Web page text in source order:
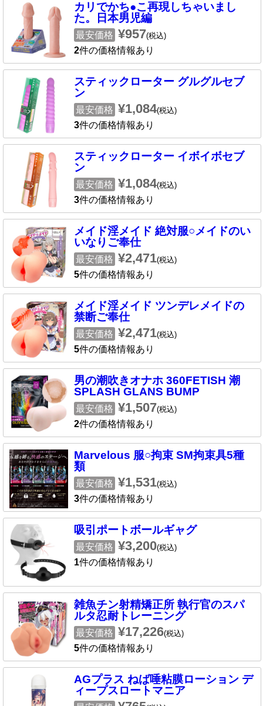
カリでかち●こ再現しちゃいまし
た。日本男児編
最安価格 ¥957(税込)
2件の価格情報あり
スティックローター グルグルセブ
ン
最安価格 ¥1,084(税込)
3件の価格情報あり
スティックローター イボイボセブ
ン
最安価格 ¥1,084(税込)
3件の価格情報あり
メイド淫メイド 絶対服○メイドのい
いなりご奉仕
最安価格 ¥2,471(税込)
5件の価格情報あり
メイド淫メイド ツンデレメイドの
禁断ご奉仕
最安価格 ¥2,471(税込)
5件の価格情報あり
男の潮吹きオナホ 360FETISH 潮
SPLASH GLANS BUMP
最安価格 ¥1,507(税込)
2件の価格情報あり
Marvelous 服○拘束 SM拘束具5種
類
最安価格 ¥1,531(税込)
3件の価格情報あり
吸引ポートボールギャグ
最安価格 ¥3,200(税込)
1件の価格情報あり
雑魚チン射精矯正所 執行官のスパ
ルタ忍耐トレーニング
最安価格 ¥17,226(税込)
5件の価格情報あり
AGプラス ねば唾粘膜ローション デ
ィープスロートマニア